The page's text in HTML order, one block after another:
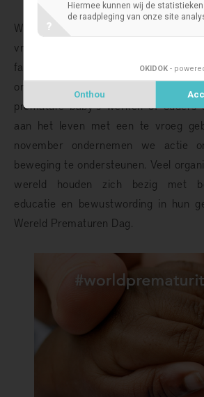
Wereld Prematuren Dag gaat door
vroeggeboorte en de zorgen van
families wereldwijd te vergroten. Dit
om leden van je gemeenschap te
premature baby's werken of ouders
aan het leven met een te vroeg
november ondernemen we actie
beweging te ondersteunen. Veel
wereld houden zich bezig met
educatie en bewustwording in hun
Wereld Prematuren Dag.
Hiermee kunnen wij de statistieken
de raadpleging van onze site
?
OKIDOK -
Onthou